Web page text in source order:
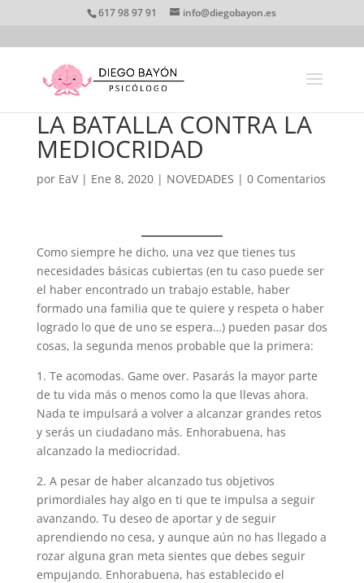
617 98 97 91 info@diegobayon.es
LA BATALLA CONTRA LA
MEDIOCRIDAD
por EaV| Ene 8, 2020| NOVEDADES | 0 Comentarios
Como siempre he dicho, una vez que tienes tus
necesidades básicas cubiertas (en tu caso puede ser
el haber encontrado un trabajo estable, haber
formado una familia que te quiere y respeta o haber
logrado lo que de uno se espera…) pueden pasar dos
cosas, la segunda menos probable que la primera:
1. Te acomodas. Game over. Pasarás la mayor parte
de tu vida más o menos como la que llevas ahora.
Nada te impulsará a volver a alcanzar grandes retos
y serás un ciudadano más. Enhorabuena, has
alcanzado la mediocridad.
2. A pesar de haber alcanzado tus objetivos
primordiales hay algo en ti que te impulsa a seguir
avanzando. Tu deseo de aportar y de seguir
aprendiendo no cesa, y aunque aún no has llegado a
rozar alguna gran meta sientes que debes seguir
empujando. Enhorabuena, has establecido el